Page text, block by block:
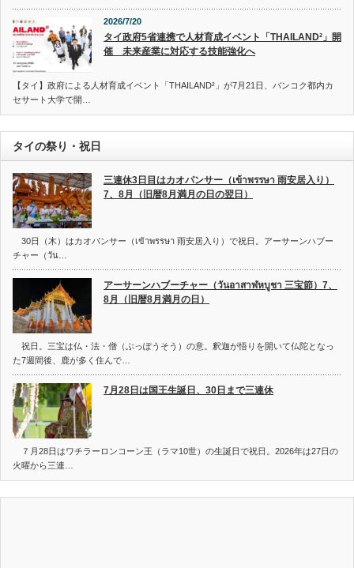
2026/7/20
タイ政府5省連携で人材育成イベント「THAILAND²」開
催 未来産業に対応する技能強化へ
【タイ】政府による人材育成イベント「THAILAND²」が7月21日、バンコク都内カ
セサート大学で開…
タイの祭り・祝日
三連休3日目はカオパンサー（เข้าพรรษา 雨安居入り）
7、8月（旧暦8月満月の日の翌日）
30日（木）はカオパンサー（เข้าพรรษา 雨安居入り）で祝日。アーサーンハブー
チャー（วัน…
アーサーンハブーチャー（วันอาสาฬหบูชา 三宝節）7、
8月（旧暦8月満月の日）
祝日。三宝は仏・法・僧（ぶっぽうそう）の意。釈迦が悟りを開いて仏陀となっ
た7週間後、鹿が多く住んで…
7月28日は国王生誕日、30日まで三連休
７月28日はワチラーロンコーン王（ラマ10世）の生誕日で祝日。2026年は27日の
火曜から三連…